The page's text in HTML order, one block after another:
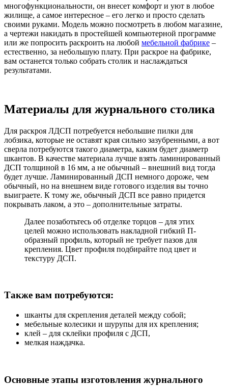
многофункциональности, он внесет комфорт и уют в любое
жилище, а самое интересное – его легко и просто сделать
своими руками. Модель можно посмотреть в любом магазине,
а чертежи накидать в простейшей компьютерной программе
или же попросить раскроить на любой мебельной фабрике –
естественно, за небольшую плату. При раскрое на фабрике,
вам останется только собрать столик и наслаждаться
результатами.
Материалы для журнального столика
Для раскроя ЛДСП потребуется небольшие пилки для
лобзика, которые не оставят края сильно зазубренными, а вот
сверла потребуются такого диаметра, каким будет диаметр
шкантов. В качестве материала лучше взять ламинированный
ДСП толщиной в 16 мм, а не обычный – внешний вид тогда
будет лучше. Ламинированный ДСП немного дороже, чем
обычный, но на внешнем виде готового изделия вы точно
выиграете. К тому же, обычный ДСП все равно придется
покрывать лаком, а это – дополнительные затраты.
Далее позаботьтесь об отделке торцов – для этих
целей можно использовать накладной гибкий П-
образный профиль, который не требует пазов для
крепления. Цвет профиля подбирайте под цвет и
текстуру ДСП.
Также вам потребуются:
шканты для скрепления деталей между собой;
мебельные колесики и шурупы для их крепления;
клей – для склейки профиля с ДСП,
мелкая наждачка.
Основные этапы изготовления журнального